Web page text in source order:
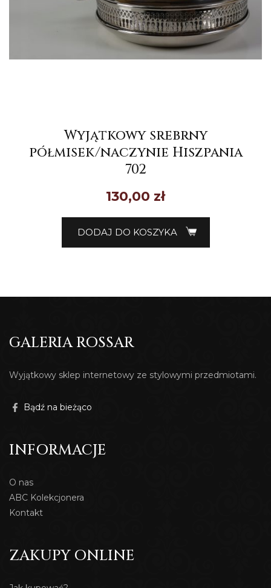
Wyjątkowy srebrny
półmisek/naczynie Hiszpania
702
130,00 zł
DODAJ DO KOSZYKA
GALERIA ROSSAR
Wyjątkowy sklep internetowy ze stylowymi przedmiotami.
Bądź na bieżąco
INFORMACJE
O nas
ABC Kolekcjonera
Kontakt
ZAKUPY ONLINE